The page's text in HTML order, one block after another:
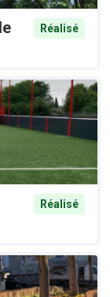
Réalisé
Réalisé